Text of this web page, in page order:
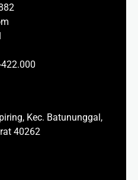
Kec. Batununggal,
40262